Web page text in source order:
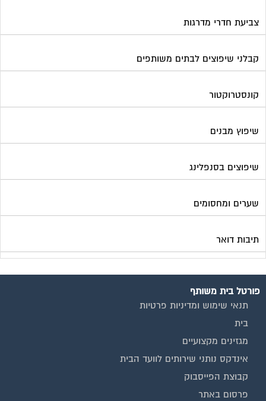
צביעת חדרי מדרגות
קבלני שיפוצים לבתים משותפים
קונסטרוקטור
שיפוץ מבנים
שיפוצים בסנפלינג
שערים ומחסומים
תיבות דואר
פורטל בית משותף
תנאי שימוש ומדיניות פרטיות
בית
מגזינים מקצועיים
אינדקס נותני שירותים לוועד הבית
קבוצת הפייסבוק
פרסום באתר